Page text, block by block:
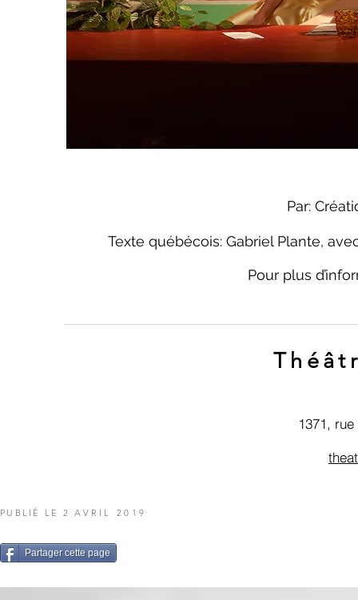
Par:
Texte québécois: Gabriel Plante,
Pour plus
1371,
PUBLIÉ LE 2 AVRIL 2019
Partager cette page